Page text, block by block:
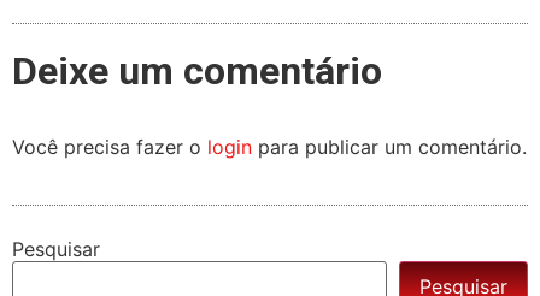
Deixe um comentário
Você precisa fazer o login para publicar um comentário.
Pesquisar
Pesquisar